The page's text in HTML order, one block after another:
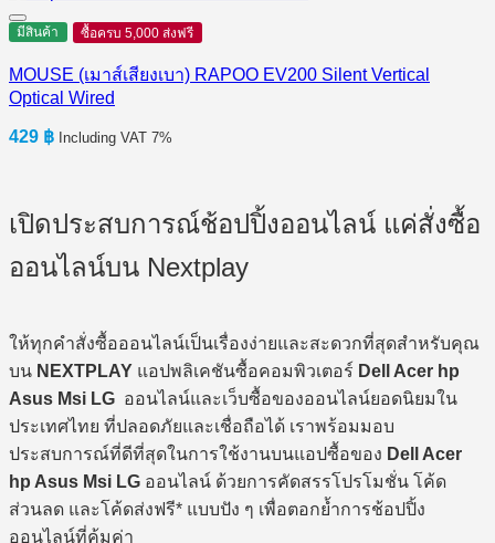
250 ฿.100 ฿.
มีสินค้า ซื้อครบ 5,000 ส่งฟรี
MOUSE (เมาส์เสียงเบา) RAPOO EV200 Silent Vertical
Optical Wired
429 ฿ Including VAT 7%
เปิดประสบการณ์ช้อปปิ้งออนไลน์ แค่สั่งซื้อ
ออนไลน์บน Nextplay
ให้ทุกคำสั่งซื้อออนไลน์เป็นเรื่องง่ายและสะดวกที่สุดสำหรับคุณ
บน NEXTPLAY แอปพลิเคชันซื้อคอมพิวเตอร์ Dell Acer hp
Asus Msi LG ออนไลน์และเว็บซื้อของออนไลน์ยอดนิยมใน
ประเทศไทย ที่ปลอดภัยและเชื่อถือได้ เราพร้อมมอบ
ประสบการณ์ที่ดีที่สุดในการใช้งานบนแอปซื้อของ Dell Acer
hp Asus Msi LG ออนไลน์ ด้วยการคัดสรรโปรโมชั่น โค้ด
ส่วนลด และโค้ดส่งฟรี* แบบปัง ๆ เพื่อตอกย้ำการช้อปปิ้ง
ออนไลน์ที่คุ้มค่า